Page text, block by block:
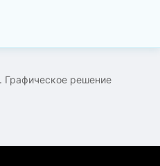
Графическое решение